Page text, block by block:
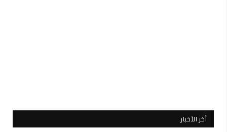
أخر الأخبار